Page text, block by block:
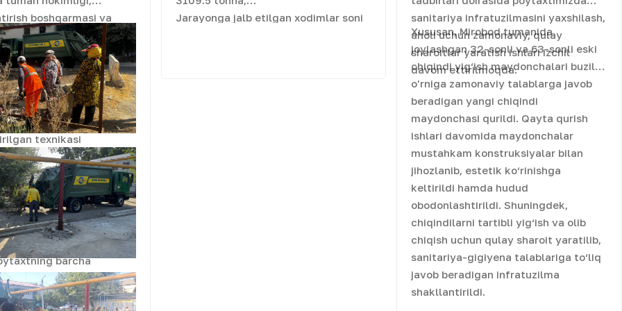
boshqarmasi va
DUK vakillari
o‘tkazildi. Tadbir
hududini sanitar
amalga oshirildi.
maishiy va boshqa
DUKning
texnikasi
olindi va o‘z vaqtida
bu esa hududning
yaxshilash va
tozaligini
berdi. Bunday
40 kunlik"
barcha
qulay ekologik muhitni
darajasini
Jarayonga jalb etilgan xodimlar soni
sanitariya infratuzilmasini yaxshilash,
aholi uchun zamonaviy, qulay
sharoitlar yaratish ishlari izchil
davom ettirilmoqda.
Xususan, Mirobod tumanida
joylashgan 32-sonli va 63-sonli eski
chiqindi yig‘ish maydonchalari buzilib,
o'rniga zamonaviy talablarga javob
beradigan yangi chiqindi
maydonchasi qurildi. Qayta qurish
ishlari davomida maydonchalar
mustahkam konstruksiyalar bilan
jihozlanib, estetik ko‘rinishga
keltirildi hamda hudud
obodonlashtirildi. Shuningdek,
chiqindilarni tartibli yig‘ish va olib
chiqish uchun qulay sharoit yaratilib,
sanitariya-gigiyena talablariga to‘liq
javob beradigan infratuzilma
shakllantirildi.